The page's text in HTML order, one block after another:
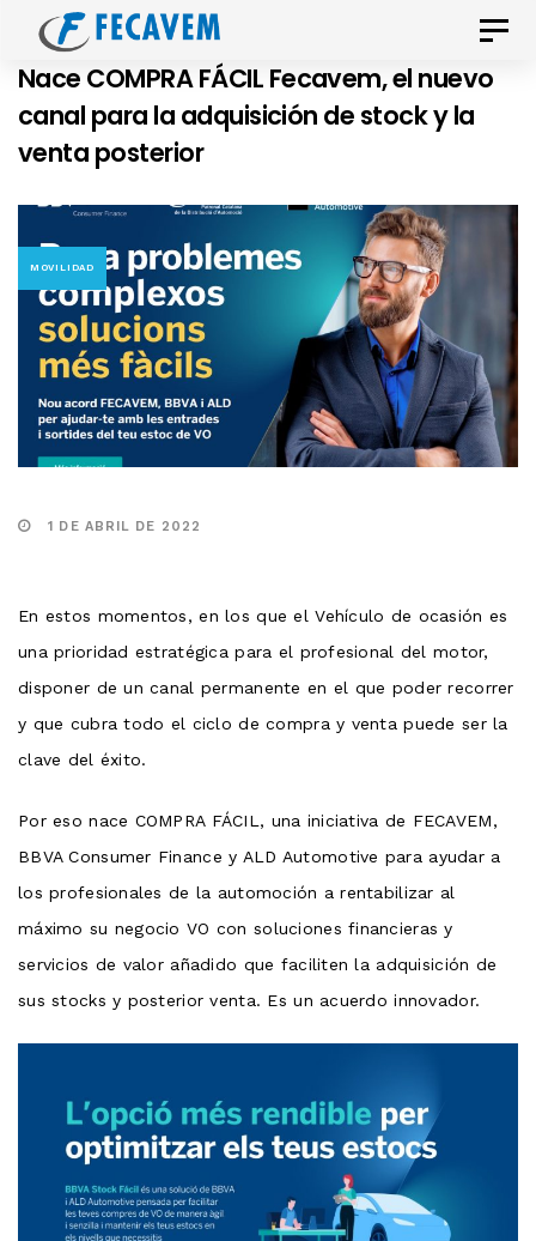
Skip
links
primary
navigation
Skip
Toggle
Nace COMPRA FÁCIL Fecavem, el nuevo
canal para la adquisición de stock y la
venta posterior
MOVILIDAD
1 DE ABRIL DE 2022
En estos momentos, en los que el Vehículo de ocasión es
una prioridad estratégica para el profesional del motor,
disponer de un canal permanente en el que poder recorrer
y que cubra todo el ciclo de compra y venta puede ser la
clave del éxito.
Por eso nace COMPRA FÁCIL, una iniciativa de FECAVEM,
BBVA Consumer Finance y ALD Automotive para ayudar a
los profesionales de la automoción a rentabilizar al
máximo su negocio VO con soluciones financieras y
servicios de valor añadido que faciliten la adquisición de
sus stocks y posterior venta. Es un acuerdo innovador.